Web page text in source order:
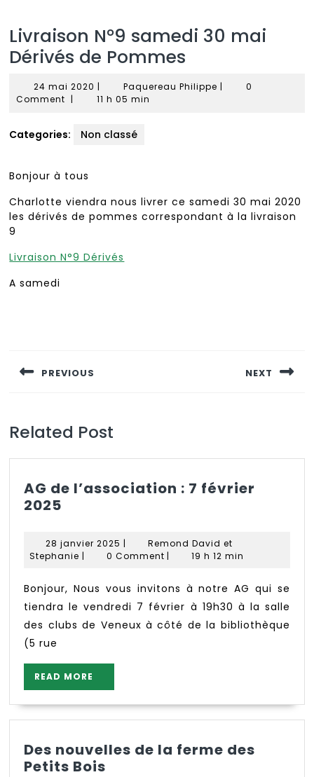
Livraison N°9 samedi 30 mai
Dérivés de Pommes
24 mai 2020 24
mai
| Paquereau Philippe Paquereau
|
0
Comment | 11 h 05 min
Categories: Non classé
Bonjour à tous
Charlotte viendra nous livrer ce samedi 30 mai 2020
les dérivés de pommes correspondant à la livraison
9
Livraison N°9 Dérivés
A samedi
l’article
PREVIOUS NEXT
Related Post
AG de l’association : 7 février
2025
l’association
:
février
2025
28 janvier 2025 28
janvier
|
Remond David et
Stephanie Remond
Stephanie
| 0 Comment | 19 h 12 min
Bonjour, Nous vous invitons à notre AG qui se
tiendra le vendredi 7 février à 19h30 à la salle
des clubs de Veneux à côté de la bibliothèque
(5 rue
READ MORE
MORE
Des nouvelles de la ferme des
Petits Bois